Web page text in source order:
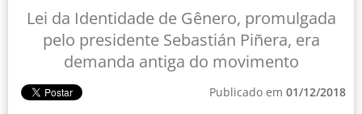
Lei da Identidade de Gênero, promulgada
pelo presidente Sebastián Piñera, era
demanda antiga do movimento
Publicado em 01/12/2018